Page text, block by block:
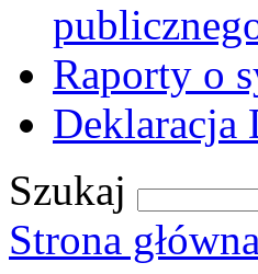
Raporty o
Deklaracja
Formularz
Szukaj
Jesteś tutaj
Strona główna